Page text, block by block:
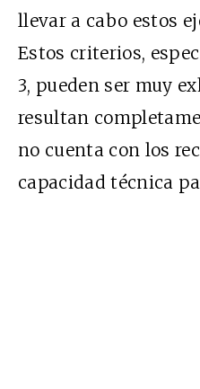
llevar a cabo estos
Estos criterios,
3, pueden ser muy
resultan
no cuenta con los
capacidad técnica